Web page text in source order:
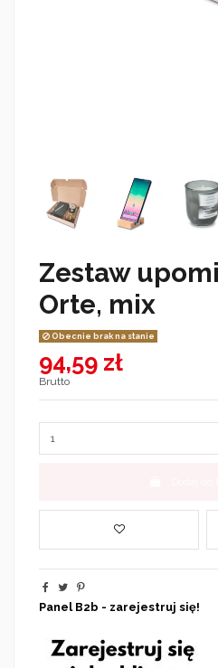
Zestaw
Orte, mix
Obecnie brak na stanie
94,59 zł
Brutto
Panel B2b - zarejestruj się!